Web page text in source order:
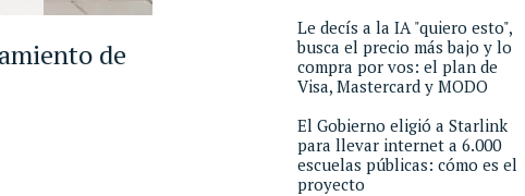
de
Le decís a la IA "quiero esto",
busca el precio más bajo y lo
compra por vos: el plan de
Visa, Mastercard y MODO
El Gobierno eligió a Starlink
para llevar internet a 6.000
escuelas públicas: cómo es el
proyecto